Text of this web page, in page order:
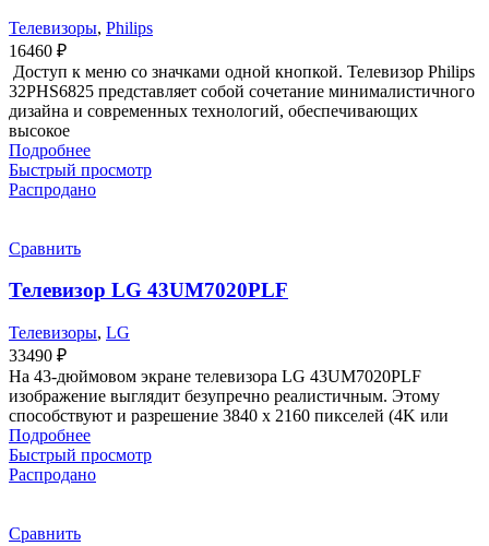
Телевизоры, Philips
16460 ₽
Доступ к меню со значками одной кнопкой. Телевизор Philips
32PHS6825 представляет собой сочетание минималистичного
дизайна и современных технологий, обеспечивающих
высокое
Подробнее
Быстрый просмотр
Распродано
Сравнить
Телевизор LG 43UM7020PLF
Телевизоры, LG
33490 ₽
На 43-дюймовом экране телевизора LG 43UM7020PLF
изображение выглядит безупречно реалистичным. Этому
способствуют и разрешение 3840 х 2160 пикселей (4K или
Подробнее
Быстрый просмотр
Распродано
Сравнить